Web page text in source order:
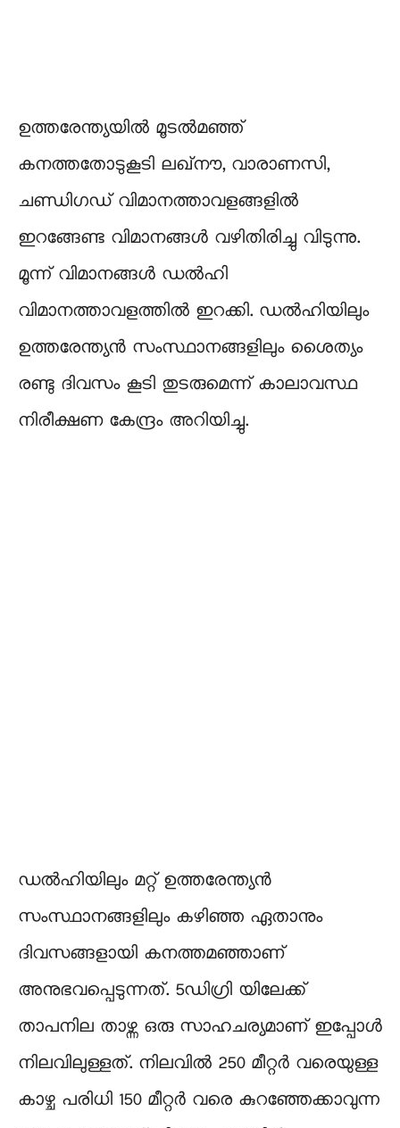
ഉത്തരേന്ത്യയിൽ മൂടൽമഞ്ഞ്
കനത്തതോടുകൂടി ലഖ്‌നൗ, വാരാണസി,
ചണ്ഡിഗഡ് വിമാനത്താവളങ്ങളിൽ
ഇറങ്ങേണ്ട വിമാനങ്ങൾ വഴിതിരിച്ചു വിടുന്നു.
മൂന്ന് വിമാനങ്ങൾ ഡൽഹി
വിമാനത്താവളത്തിൽ ഇറക്കി. ഡൽഹിയിലും
ഉത്തരേന്ത്യൻ സംസ്ഥാനങ്ങളിലും ശൈത്യം
രണ്ടു ദിവസം കൂടി തുടരുമെന്ന് കാലാവസ്ഥ
നിരീക്ഷണ കേന്ദ്രം അറിയിച്ചു.
ഡൽഹിയിലും മറ്റ് ഉത്തരേന്ത്യൻ
സംസ്ഥാനങ്ങളിലും കഴിഞ്ഞ ഏതാനും
ദിവസങ്ങളായി കനത്തമഞ്ഞാണ്
അനുഭവപ്പെടുന്നത്. 5ഡിഗ്രി യിലേക്ക്
താപനില താഴ്ന്ന ഒരു സാഹചര്യമാണ് ഇപ്പോൾ
നിലവിലുള്ളത്. നിലവിൽ 250 മീറ്റർ വരെയുള്ള
കാഴ്ച പരിധി 150 മീറ്റർ വരെ കുറഞ്ഞേക്കാവുന്ന